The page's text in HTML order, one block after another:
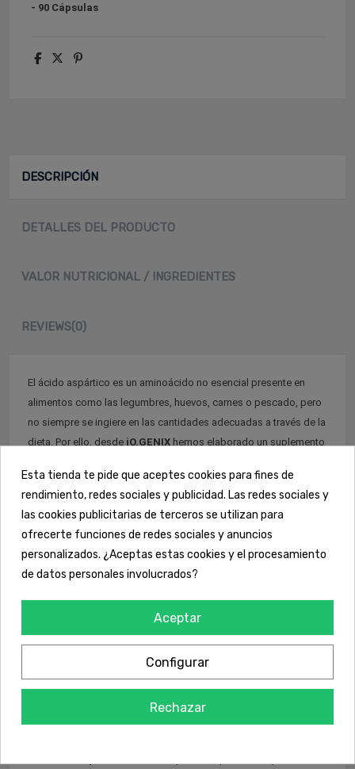
- 90 Cápsulas
DESCRIPCIÓN
DETALLES DEL PRODUCTO
VALOR NUTRICIONAL / INGREDIENTES
REVIEWS(0)
El ácido aspártico es un aminoácido no esencial presente en
alimentos como las legumbres, huevos, carnes o pescado, pero
no siempre se ingiere en las cantidades adecuadas a través de la
dieta. Por ello, desde iO.GENIX hemos elaborado un suplemento
utilizando una materia prima de primera calidad.
Principales beneficios
- Los aminoácidos constituyen las proteínas, contribuyendo al
desarrollo y al mantenimiento de la masa muscular.
- Ayuda a la correcta síntesis de proteína en el organismo.
- Suplemento puro de Ácido aspártico.
Esta tienda te pide que aceptes cookies para fines de
rendimiento, redes sociales y publicidad. Las redes sociales y
las cookies publicitarias de terceros se utilizan para
ofrecerte funciones de redes sociales y anuncios
personalizados. ¿Aceptas estas cookies y el procesamiento
de datos personales involucrados?
Aceptar
Configurar
Rechazar